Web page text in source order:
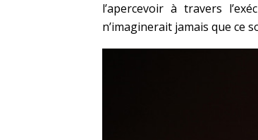
l’apercevoir à travers
n’imaginerait jamais que ce